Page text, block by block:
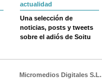
actualidad
Una selección de
noticias, posts y tweets
sobre el adiós de Soitu
Micromedios Digitales S.L.